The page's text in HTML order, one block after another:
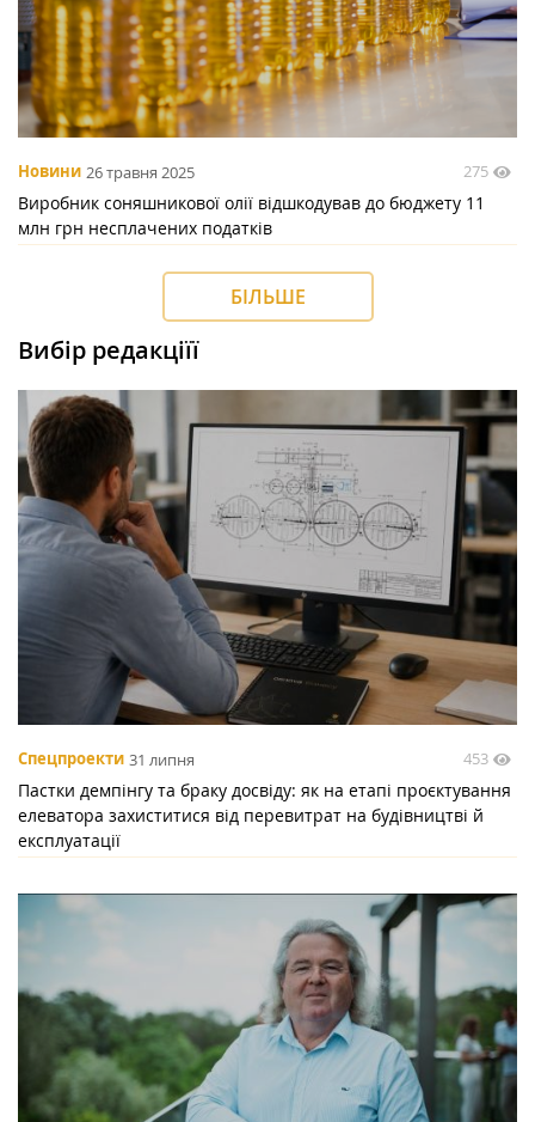
Новини 26 травня 2025 275
Виробник соняшникової олії відшкодував до бюджету 11
млн грн несплачених податків
БІЛЬШЕ
Вибір редакціїї
Спецпроекти 31 липня 453
Пастки демпінгу та браку досвіду: як на етапі проєктування
елеватора захиститися від перевитрат на будівництві й
експлуатації